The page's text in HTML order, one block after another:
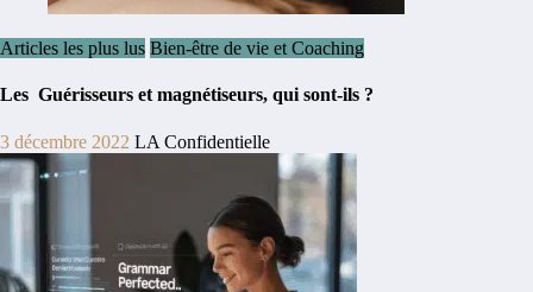
Articles les plus lus Bien-être de vie et Coaching
Les Guérisseurs et magnétiseurs, qui sont-ils ?
3 décembre 2022 LA Confidentielle